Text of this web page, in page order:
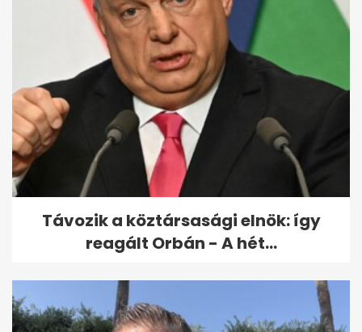
A legkeményebb bérgyilkosról
szóló film szegez este a
képernyő...
Távozik a köztársasági elnök: így
reagált Orbán - A hét...